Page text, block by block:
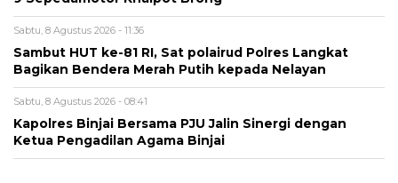
Sabtu, 8 Agustus 2026 - 11:36
Sambut HUT ke-81 RI, Sat polairud Polres Langkat
Bagikan Bendera Merah Putih kepada Nelayan
Sabtu, 8 Agustus 2026 - 08:41
Kapolres Binjai Bersama PJU Jalin Sinergi dengan
Ketua Pengadilan Agama Binjai